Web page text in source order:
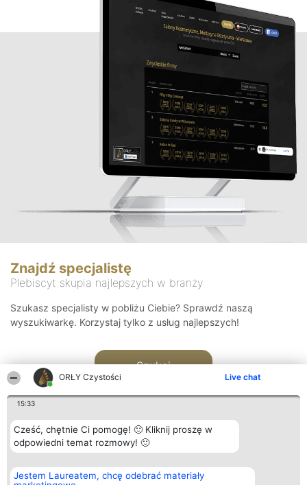
ORŁY Czystości Live chat
15:33
Cześć, chętnie Ci pomogę! 🙂 Kliknij proszę w
odpowiedni temat rozmowy! 🙂
Jestem Laureatem, chcę odebrać materiały
Znajdź specjalistę
Plebiscyt skupia najlepszych w branży
Szukasz specjalisty w pobliżu Ciebie? Sprawdź naszą
wyszukiwarkę. Korzystaj tylko z usług najlepszych!
Szukaj
Organizator plebiscytu
Bright Side Solutions sp. z o.
Plebiscyt
Laureaci
Kontakt
Kontakt